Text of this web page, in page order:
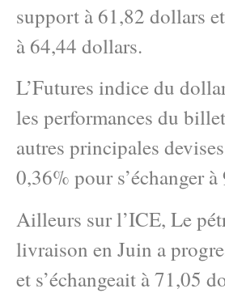
support à 61,82 dollars
à 64,44 dollars.
L’Futures indice du
les performances du
autres principales
0,36% pour s’échanger
Ailleurs sur l’ICE, Le
livraison en Juin a
et s’échangeait à 71,05